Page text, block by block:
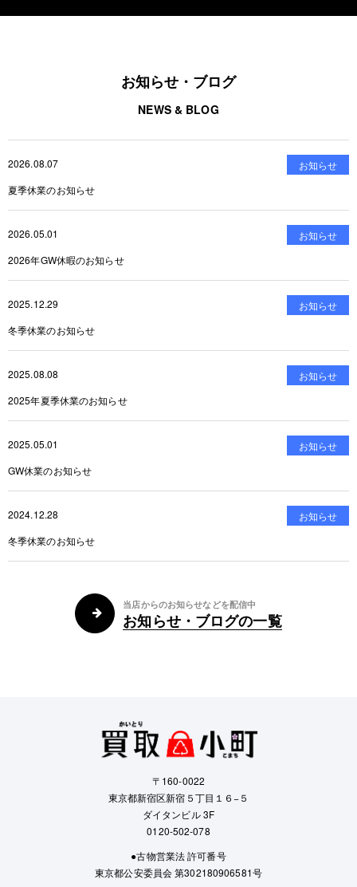
お知らせ・ブログ
NEWS & BLOG
2026.08.07
お知らせ
夏季休業のお知らせ
2026.05.01
お知らせ
2026年GW休暇のお知らせ
2025.12.29
お知らせ
冬季休業のお知らせ
2025.08.08
お知らせ
2025年夏季休業のお知らせ
2025.05.01
お知らせ
GW休業のお知らせ
2024.12.28
お知らせ
冬季休業のお知らせ
当店からのお知らせなどを配信中
お知らせ・ブログの一覧
〒160-0022
東京都新宿区新宿５丁目１６−５
ダイタンビル 3F
0120-502-078
●古物営業法 許可番号
東京都公安委員会 第302180906581号